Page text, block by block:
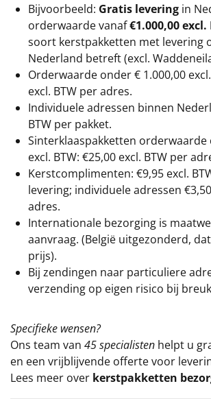
Bijvoorbeeld: Gratis levering in
orderwaarde vanaf€1.000,00 excl.
soort kerstpakketten met levering
Nederland betreft (excl.
Orderwaarde onder € 1.000,00
excl. BTW per adres.
Individuele adressen binnen
BTW per pakket.
Sinterklaaspakketten orderwaarde
excl. BTW: €25,00 excl. BTW per
Kerstcomplimenten: €9,95 excl.
levering; individuele adressen
adres.
Internationale bezorging is
aanvraag. (België uitgezonderd,
prijs).
Bij zendingen naar particuliere
verzending op eigen risico bij
Specifieke wensen?
Ons team van 45 specialisten helpt u
en een vrijblijvende offerte voor
Lees meer over kerstpakketten